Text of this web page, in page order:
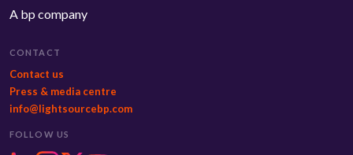
A bp company
CONTACT
Contact us
Press & media centre
info@lightsourcebp.com
FOLLOW US